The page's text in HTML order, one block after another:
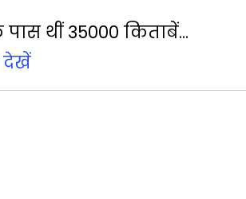
थीं 35000 किताबें…
देखें